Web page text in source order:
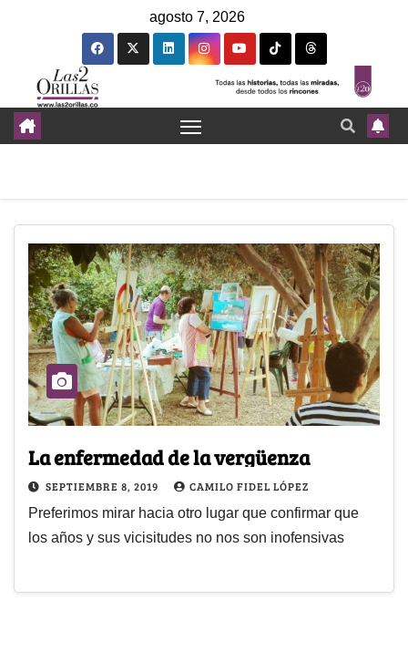
agosto 7, 2026
La enfermedad de la vergüenza
SEPTIEMBRE 8, 2019 CAMILO FIDEL LÓPEZ
Preferimos mirar hacia otro lugar que confirmar que
los años y sus vicisitudes no nos son inofensivas